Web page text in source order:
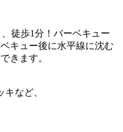
徒歩1分！バーベキュー
キュー後に水平線に沈む
きます。
など、